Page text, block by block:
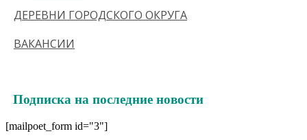
ДЕРЕВНИ ГОРОДСКОГО ОКРУГА
ВАКАНСИИ
Подписка на последние новости
[mailpoet_form id="3"]